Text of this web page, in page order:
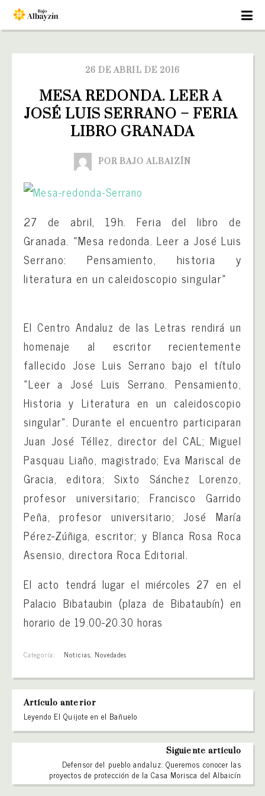
26 DE ABRIL DE 2016
MESA REDONDA. LEER A
JOSÉ LUIS SERRANO – FERIA
LIBRO GRANADA
POR BAJO ALBAIZÍN
27 de abril, 19h. Feria del libro de
Granada. «Mesa redonda. Leer a José Luis
Serrano: Pensamiento, historia y
literatura en un caleidoscopio singular»
El Centro Andaluz de las Letras rendirá un
homenaje al escritor recientemente
fallecido Jose Luis Serrano bajo el título
«Leer a José Luis Serrano. Pensamiento,
Historia y Literatura en un caleidoscopio
singular». Durante el encuentro participaran
Juan José Téllez, director del CAL; Miguel
Pasquau Liaño, magistrado; Eva Mariscal de
Gracia, editora; Sixto Sánchez Lorenzo,
profesor universitario; Francisco Garrido
Peña, profesor universitario; José María
Pérez-Zúñiga, escritor; y Blanca Rosa Roca
Asensio, directora Roca Editorial.
El acto tendrá lugar el miércoles 27 en el
Palacio Bibataubin (plaza de Bibataubín) en
horario de 19.00-20.30 horas
Categoría: Noticias, Novedades
Artículo anterior
Leyendo El Quijote en el Bañuelo
Siguiente artículo
Defensor del pueblo andaluz: Queremos conocer las
proyectos de protección de la Casa Morisca del Albaicín